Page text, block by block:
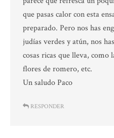
que pasas calor con esta
preparado. Pero nos has
judías verdes y atún, nos
cosas ricas que lleva, como
flores de romero, etc.
Un saludo Paco
RESPONDER